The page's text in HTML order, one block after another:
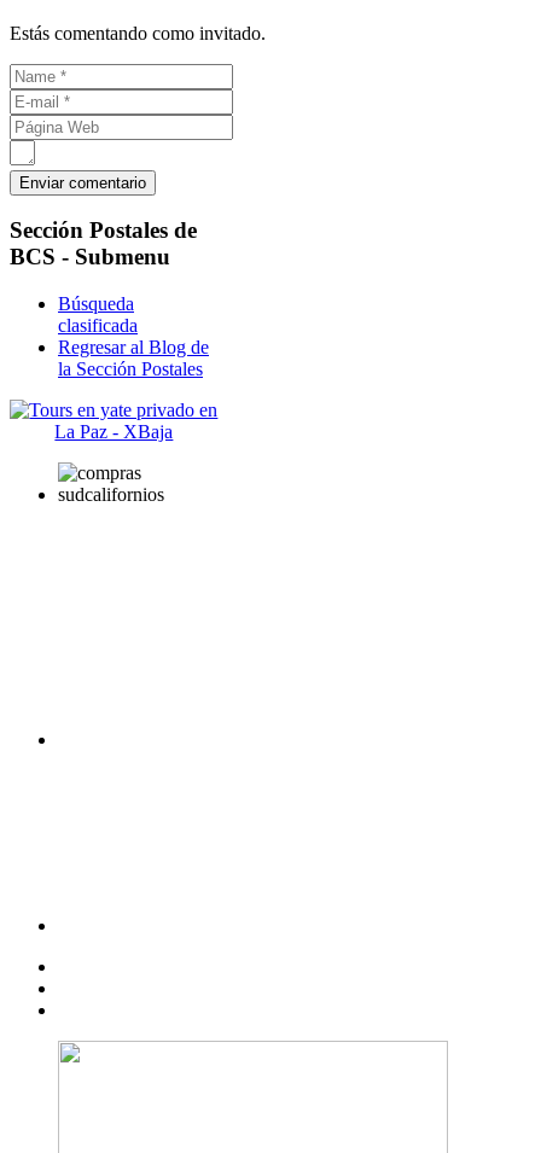
Estás comentando como invitado.
Sección Postales de
BCS - Submenu
Búsqueda
clasificada
Regresar al Blog de
la Sección Postales